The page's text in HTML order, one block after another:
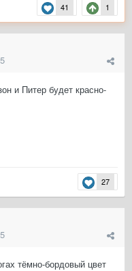
41 1
и Питер будет красно-
27
тёмно-бордовый цвет